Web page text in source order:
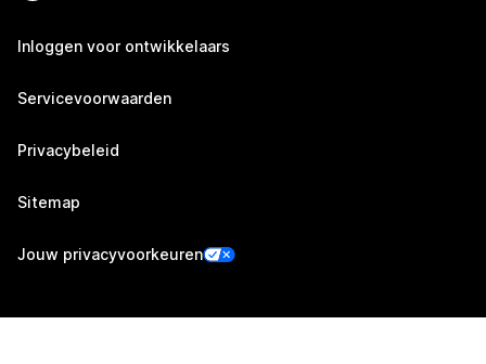
Inloggen voor ontwikkelaars
Servicevoorwaarden
Privacybeleid
Sitemap
Jouw privacyvoorkeuren